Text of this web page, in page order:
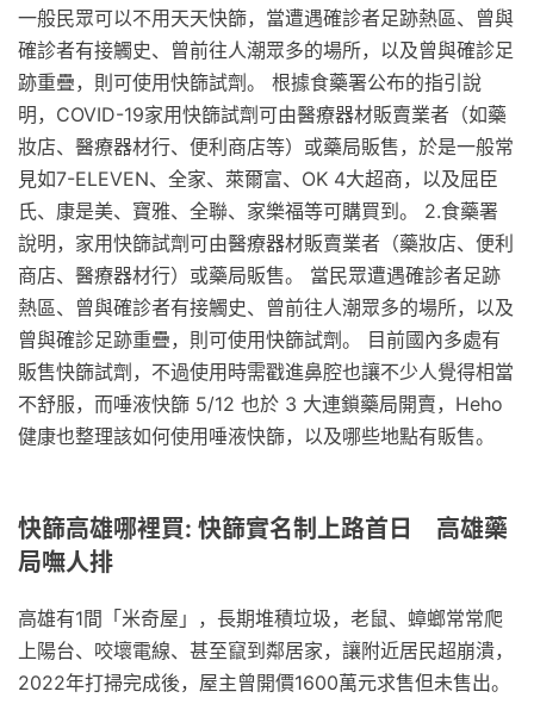
一般民眾可以不用天天快篩，當遭遇確診者足跡熱區、曾與
確診者有接觸史、曾前往人潮眾多的場所，以及曾與確診足
跡重疊，則可使用快篩試劑。 根據食藥署公布的指引說
明，COVID-19家用快篩試劑可由醫療器材販賣業者（如藥
妝店、醫療器材行、便利商店等）或藥局販售，於是一般常
見如7-ELEVEN、全家、萊爾富、OK 4大超商，以及屈臣
氏、康是美、寶雅、全聯、家樂福等可購買到。 2.食藥署
說明，家用快篩試劑可由醫療器材販賣業者（藥妝店、便利
商店、醫療器材行）或藥局販售。 當民眾遭遇確診者足跡
熱區、曾與確診者有接觸史、曾前往人潮眾多的場所，以及
曾與確診足跡重疊，則可使用快篩試劑。 目前國內多處有
販售快篩試劑，不過使用時需戳進鼻腔也讓不少人覺得相當
不舒服，而唾液快篩 5/12 也於 3 大連鎖藥局開賣，Heho
健康也整理該如何使用唾液快篩，以及哪些地點有販售。
快篩高雄哪裡買: 快篩實名制上路首日 高雄藥
局嘸人排
高雄有1間「米奇屋」，長期堆積垃圾，老鼠、蟑螂常常爬
上陽台、咬壞電線、甚至竄到鄰居家，讓附近居民超崩潰，
2022年打掃完成後，屋主曾開價1600萬元求售但未售出。